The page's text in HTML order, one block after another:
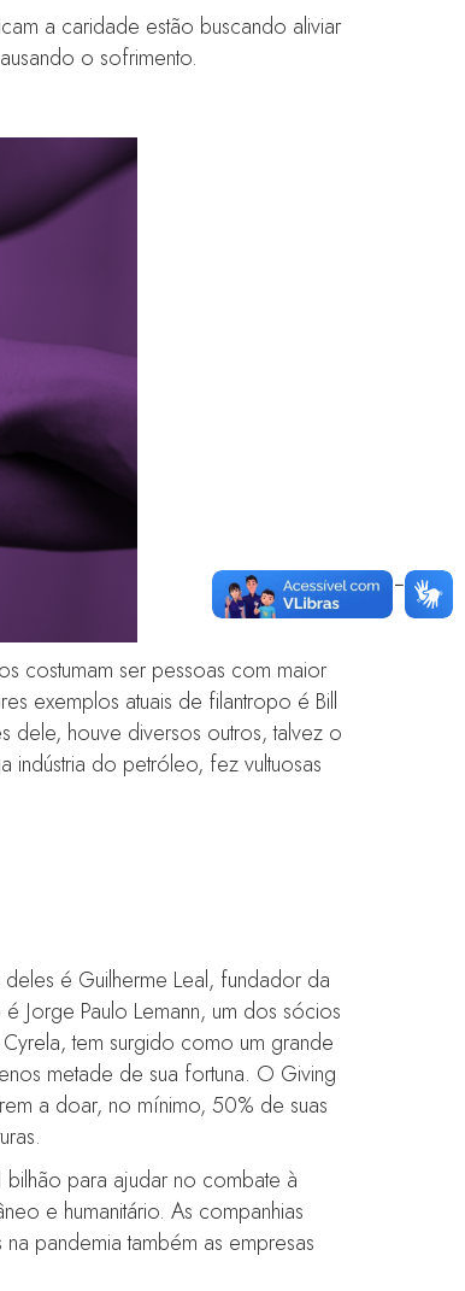
a caridade estão buscando aliviar
o sofrimento.
costumam ser pessoas com maior
exemplos atuais de filantropo é Bill
dele, houve diversos outros, talvez o
indústria do petróleo, fez vultuosas
é Guilherme Leal, fundador da
Jorge Paulo Lemann, um dos sócios
tem surgido como um grande
metade de sua fortuna. O Giving
a doar, no mínimo, 50% de suas
para ajudar no combate à
e humanitário. As companhias
pandemia também as empresas